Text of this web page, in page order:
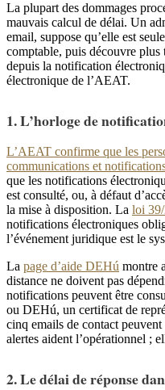
La plupart des dommages
mauvais calcul de délai. Un
email, suppose qu’elle est
comptable, puis découvre
depuis la notification
électronique de l’AEAT.
1. L’horloge de
L’AEAT confirme que les
communications et
que les notifications
est consulté, ou, à défaut
la mise à disposition. La loi
notifications électroniques
l’événement juridique est le
La page d’aide DEHú montre
distance ne doivent pas
notifications peuvent être
ou DEHú, un certificat de
cinq emails de contact
alertes aident l’opérationnel ;
2. Le délai de réponse